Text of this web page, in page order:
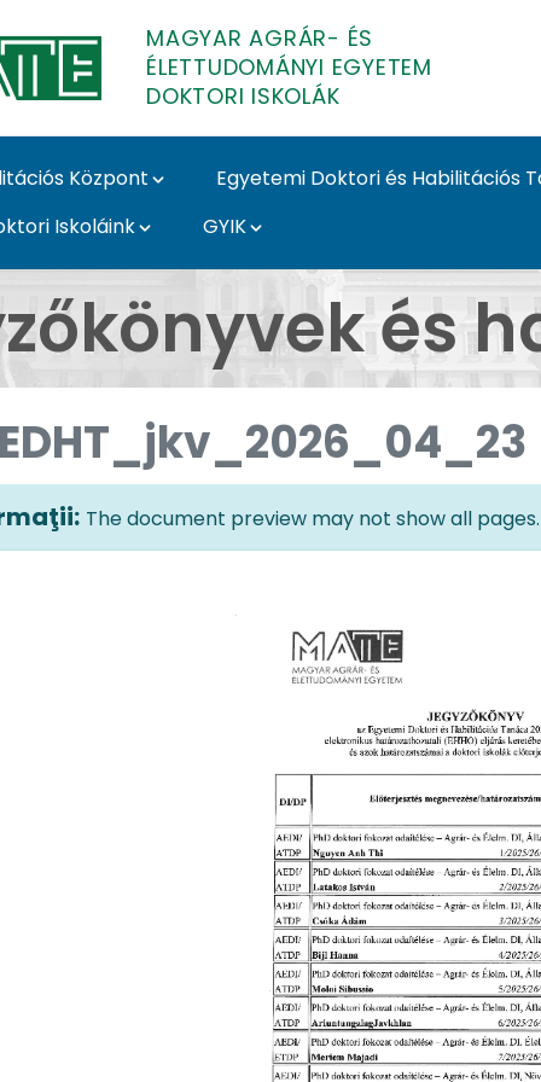
MAGYAR AGRÁR- ÉS
ÉLETTUDOMÁNYI EGYETEM
DOKTORI ISKOLÁK
Központ Egyetemi Doktori és Habilitációs
Iskoláink
GYIK
Határozatok - és
The document preview may not show all